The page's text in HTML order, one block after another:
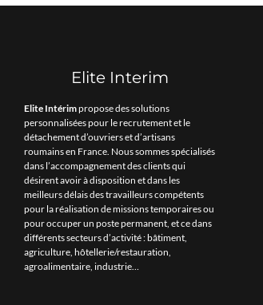
Elite Interim
Elite Intérimpropose des solutions
personnalisées pour le recrutement et le
détachement d’ouvriers et d’artisans
roumains en France. Nous sommes spécialisés
dans l’accompagnement des clients qui
désirent avoir à disposition et dans les
meilleurs délais des travailleurs compétents
pour la réalisation de missions temporaires ou
pour occuper un poste permanent, et ce dans
différents secteurs d’activité : bâtiment,
agriculture, hôtellerie/restauration,
agroalimentaire, industrie…